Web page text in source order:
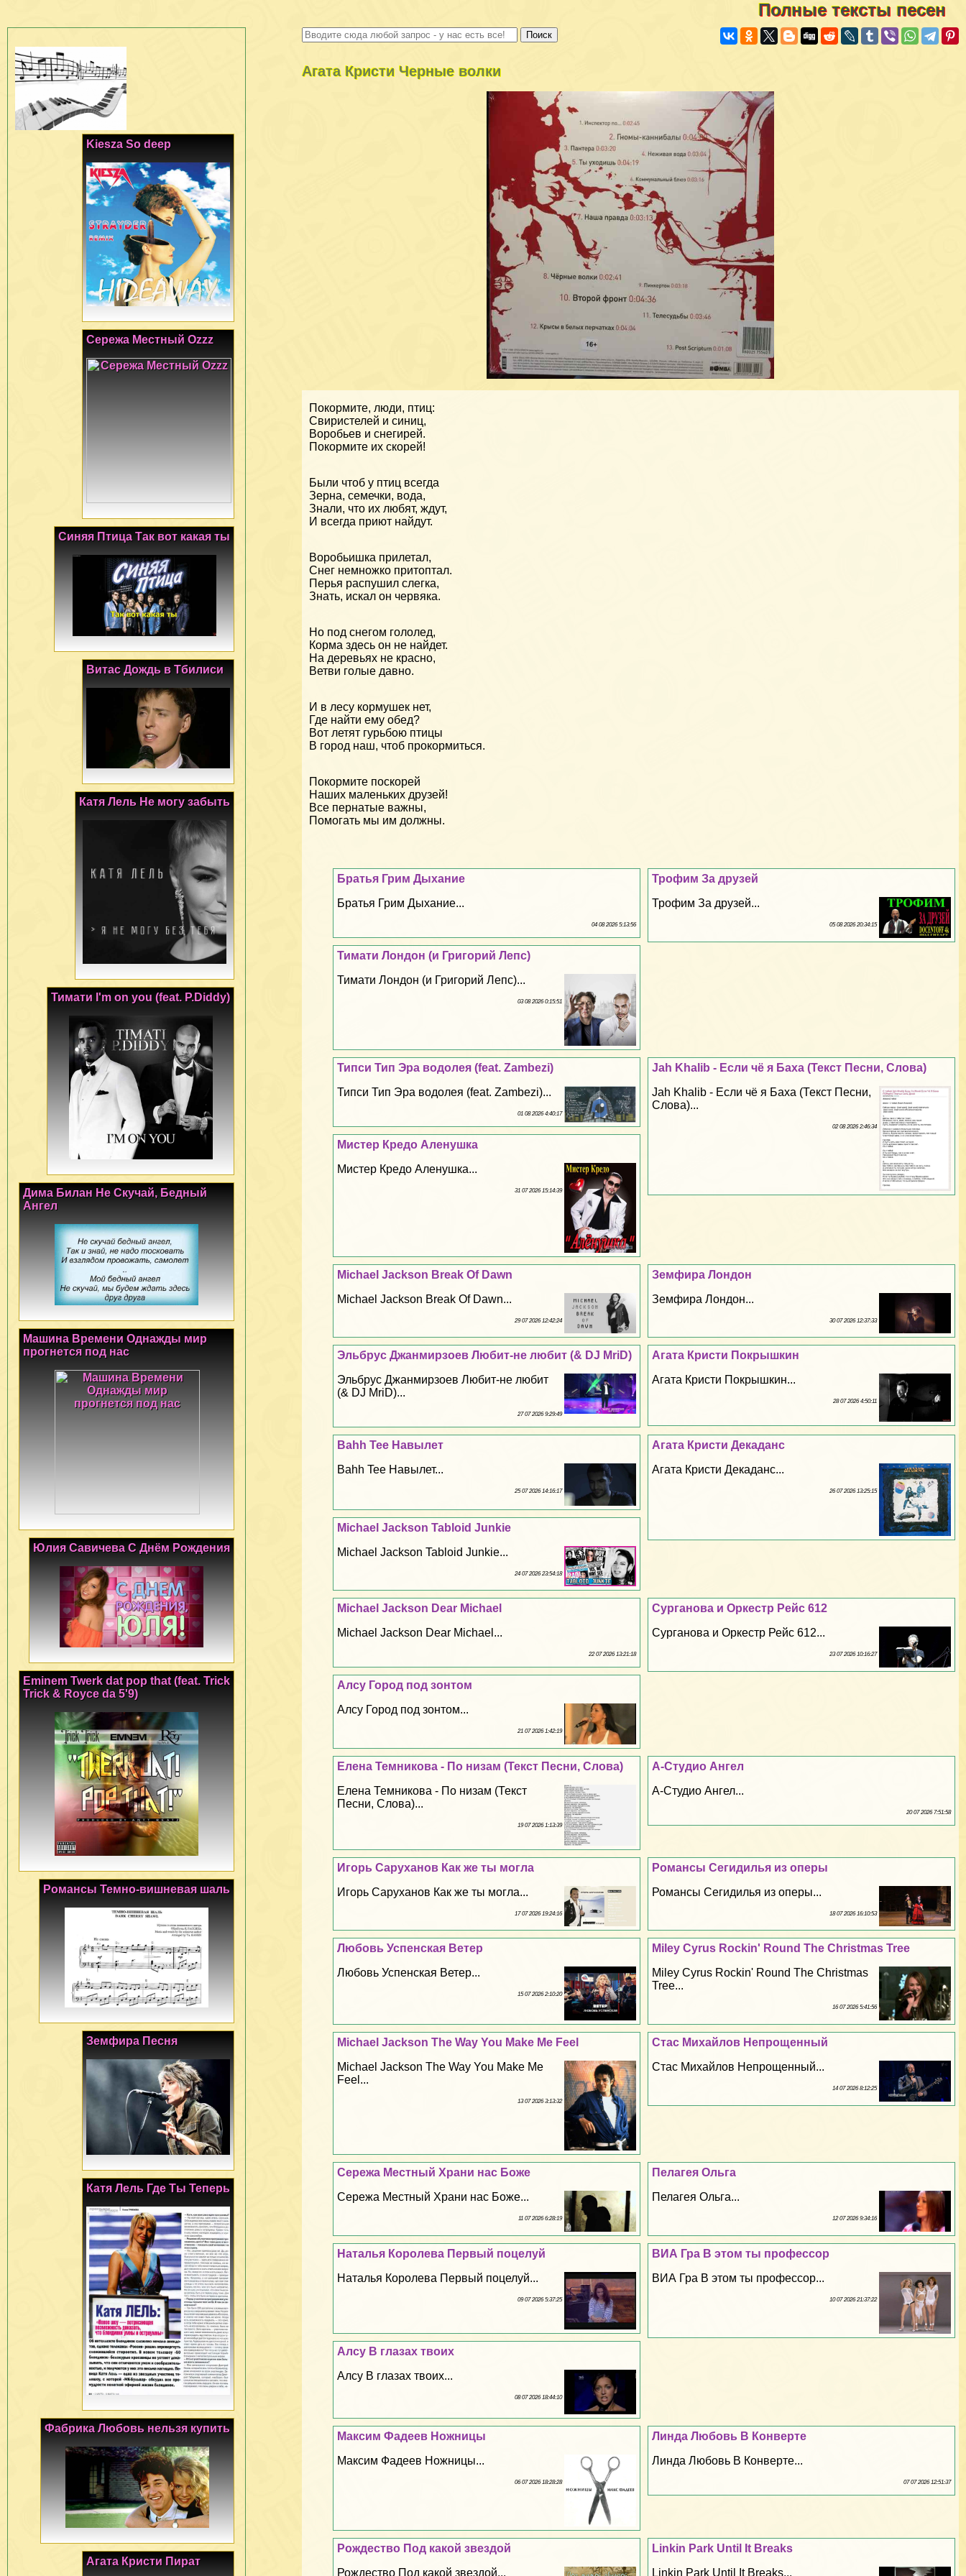
Полные тексты песен
Агата Кристи Черные волки
Покормите, люди, птиц:
Свиристелей и синиц,
Воробьев и снегирей.
Покормите их скорей!
Были чтоб у птиц всегда
Зерна, семечки, вода,
Знали, что их любят, ждут,
И всегда приют найдут.
Воробьишка прилетал,
Снег немножко притоптал.
Перья распушил слегка,
Знать, искал он червяка.
Но под снегом гололед,
Корма здесь он не найдет.
На деревьях не красно,
Ветви голые давно.
И в лесу кормушек нет,
Где найти ему обед?
Вот летят гурьбою птицы
В город наш, чтоб прокормиться.
Покормите поскорей
Наших маленьких друзей!
Все пернатые важны,
Помогать мы им должны.
Трофим За друзей
Трофим За друзей...
05 08 2026 20:34:15
Братья Грим Дыхание
Братья Грим Дыхание...
04 08 2026 5:13:56
Тимати Лондон (и Григорий Лепс)
Тимати Лондон (и Григорий Лепс)...
03 08 2026 0:15:51
Jah Khalib - Если чё я Баха (Текст Песни, Слова)
Jah Khalib - Если чё я Баха (Текст Песни,
Слова)...
02 08 2026 2:46:34
Типси Тип Эра водолея (feat. Zambezi)
Типси Тип Эра водолея (feat. Zambezi)...
01 08 2026 4:40:17
Мистер Кредо Аленушка
Мистер Кредо Аленушка...
31 07 2026 15:14:39
Земфира Лондон
Земфира Лондон...
30 07 2026 12:37:33
Michael Jackson Break Of Dawn
Michael Jackson Break Of Dawn...
29 07 2026 12:42:24
Агата Кристи Покрышкин
Агата Кристи Покрышкин...
28 07 2026 4:50:11
Эльбрус Джанмирзоев Любит-не любит (& DJ MriD)
Эльбрус Джанмирзоев Любит-не любит
(& DJ MriD)...
27 07 2026 9:29:49
Агата Кристи Декаданс
Агата Кристи Декаданс...
26 07 2026 13:25:15
Bahh Tee Навылет
Bahh Tee Навылет...
25 07 2026 14:16:17
Michael Jackson Tabloid Junkie
Michael Jackson Tabloid Junkie...
24 07 2026 23:54:18
Сурганова и Оркестр Рейс 612
Сурганова и Оркестр Рейс 612...
23 07 2026 10:16:27
Michael Jackson Dear Michael
Michael Jackson Dear Michael...
22 07 2026 13:21:18
Алсу Город под зонтом
Алсу Город под зонтом...
21 07 2026 1:42:19
А-Студио Ангел
А-Студио Ангел...
20 07 2026 7:51:58
Елена Темникова - По низам (Текст Песни, Слова)
Елена Темникова - По низам (Текст
Песни, Слова)...
19 07 2026 1:13:39
Романсы Сегидилья из оперы
Романсы Сегидилья из оперы...
18 07 2026 16:10:53
Игорь Саруханов Как же ты могла
Игорь Саруханов Как же ты могла...
17 07 2026 19:24:16
Miley Cyrus Rockin' Round The Christmas Tree
Miley Cyrus Rockin' Round The Christmas
Tree...
16 07 2026 5:41:56
Любовь Успенская Ветер
Любовь Успенская Ветер...
15 07 2026 2:10:20
Стас Михайлов Непрощенный
Стас Михайлов Непрощенный...
14 07 2026 8:12:25
Michael Jackson The Way You Make Me Feel
Michael Jackson The Way You Make Me
Feel...
13 07 2026 3:13:32
Пелагея Ольга
Пелагея Ольга...
12 07 2026 9:34:16
Сережа Местный Храни нас Боже
Сережа Местный Храни нас Боже...
11 07 2026 6:28:19
ВИА Гра В этом ты профессор
ВИА Гра В этом ты профессор...
10 07 2026 21:37:22
Наталья Королева Первый поцелуй
Наталья Королева Первый поцелуй...
09 07 2026 5:37:25
Алсу В глазах твоих
Алсу В глазах твоих...
08 07 2026 18:44:10
Линда Любовь В Конверте
Линда Любовь В Конверте...
07 07 2026 12:51:37
Максим Фадеев Ножницы
Максим Фадеев Ножницы...
06 07 2026 18:28:28
Linkin Park Until It Breaks
Linkin Park Until It Breaks...
Рождество Под какой звездой
Рождество Под какой звездой...
Kiesza So deep
Сережа Местный Ozzz
Синяя Птица Так вот какая ты
Витас Дождь в Тбилиси
Катя Лель Не могу забыть
Тимати I'm on you (feat. P.Diddy)
Дима Билан Не Скучай, Бедный
Ангел
Машина Времени Однажды мир
прогнется под нас
Юлия Савичева С Днём Рождения
Eminem Twerk dat pop that (feat. Trick
Trick & Royce da 5'9)
Романсы Темно-вишневая шаль
Земфира Песня
Катя Лель Где Ты Теперь
Фабрика Любовь нельзя купить
Агата Кристи Пират